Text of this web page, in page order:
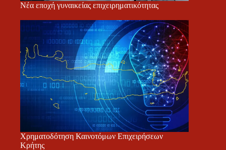
Νέα εποχή γυναικείας επιχειρηματικότητας
Χρηματοδότηση Καινοτόμων Επιχειρήσεων
Κρήτης